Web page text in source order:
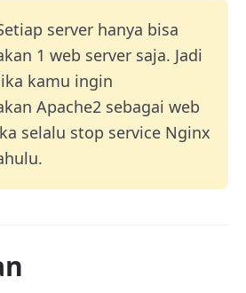
server hanya bisa
1 web server saja. Jadi
kamu ingin
Apache2 sebagai web
selalu stop service Nginx